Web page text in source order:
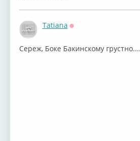
Tatiana
Сереж, Боке Бакинскому грустно....